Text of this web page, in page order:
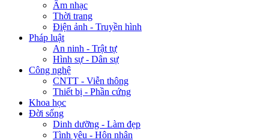
Âm nhạc
Thời trang
Điện ảnh - Truyền hình
Pháp luật
An ninh - Trật tự
Hình sự - Dân sự
Công nghệ
CNTT - Viễn thông
Thiết bị - Phần cứng
Khoa học
Đời sống
Dinh dưỡng - Làm đẹp
Tình yêu - Hôn nhân